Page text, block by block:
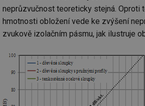
neprůzvučnost teoreticky stejná. Oproti
hmotnosti obložení vede ke zvýšení
zvukově izolačním pásmu, jak ilustruje